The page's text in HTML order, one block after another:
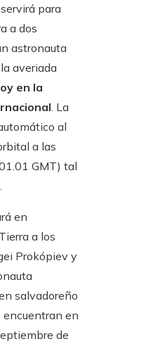
para
a dos
astronauta
averiada
en la
. La
al
a las
GMT) tal
en
a los
Prokópiev y
salvadoreño
encuentran en
de